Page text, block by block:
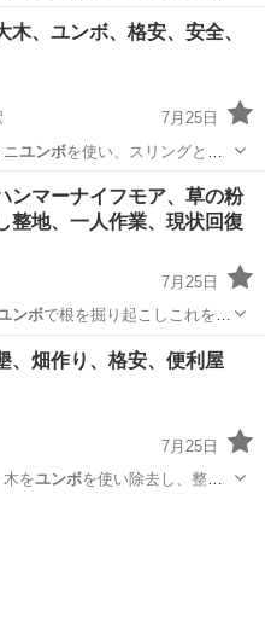
便利屋 ユンボ
木、ユンボ、格安、安全、
7月25日
ユンボを使い、スリングとロ
ユンボ
ンマーナイフモア、草の粉
整地、一人作業、現状回復
7月25日
ンボで根を掘り起こしこれを整
便利屋 ユンボ
、畑作り、格安、便利屋
7月25日
をユンボを使い除去し、整地